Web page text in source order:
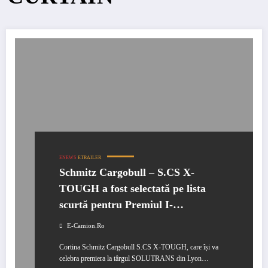
ENEWS ETRAILER
Schmitz Cargobull – S.CS X-
TOUGH a fost selectată pe lista
scurtă pentru Premiul I-
NNOVATION
E-Camion.ro
Cortina Schmitz Cargobull S.CS X-TOUGH, care își va
celebra premiera la târgul SOLUTRANS din Lyon…